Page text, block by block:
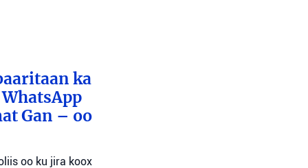
ka
Gan – oo
oo ku jira koox